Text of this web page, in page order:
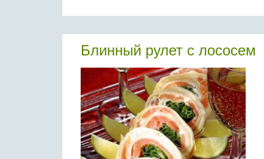
Блинный рулет с лососем